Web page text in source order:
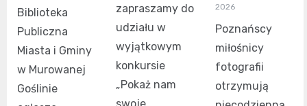
Biblioteka
Publiczna
Miasta i Gminy
w Murowanej
Goślinie
zapraszamy do
udziału w
wyjątkowym
konkursie
„Pokaż nam
2026
Poznańscy
miłośnicy
fotografii
otrzymują